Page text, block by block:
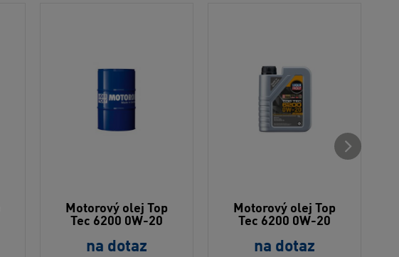
Motorový olej Top
Tec 6200 0W-20
na dotaz
Motorový olej Top
Tec 6200 0W-20
na dotaz